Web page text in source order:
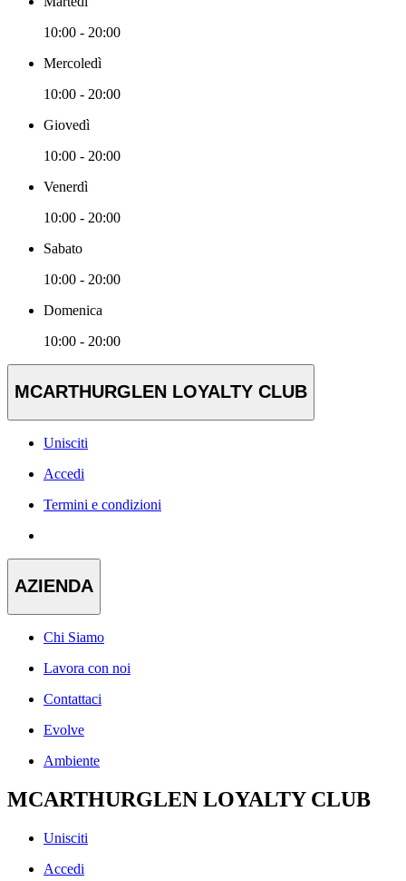
10:00 - 20:00
Mercoledì
10:00 - 20:00
Giovedì
10:00 - 20:00
Venerdì
10:00 - 20:00
Sabato
10:00 - 20:00
Domenica
10:00 - 20:00
MCARTHURGLEN LOYALTY CLUB
Unisciti
Accedi
Termini e condizioni
AZIENDA
Chi Siamo
Lavora con noi
Contattaci
Evolve
Ambiente
MCARTHURGLEN LOYALTY CLUB
Unisciti
Accedi